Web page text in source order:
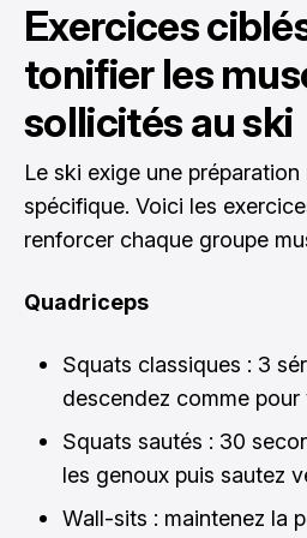
Exercices
tonifier les
sollicités au ski
Le ski exige une préparation
spécifique. Voici les
renforcer chaque groupe
Quadriceps
Squats classiques : 3
descendez comme
Squats sautés : 30
les genoux puis sautez
Wall-sits : maintenez la